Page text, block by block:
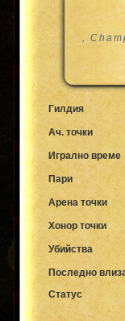
,
Гилдия
Ач. точки
Игрално време
Пари
Арена точки
Хонор точки
Убийства
Последно
Статус